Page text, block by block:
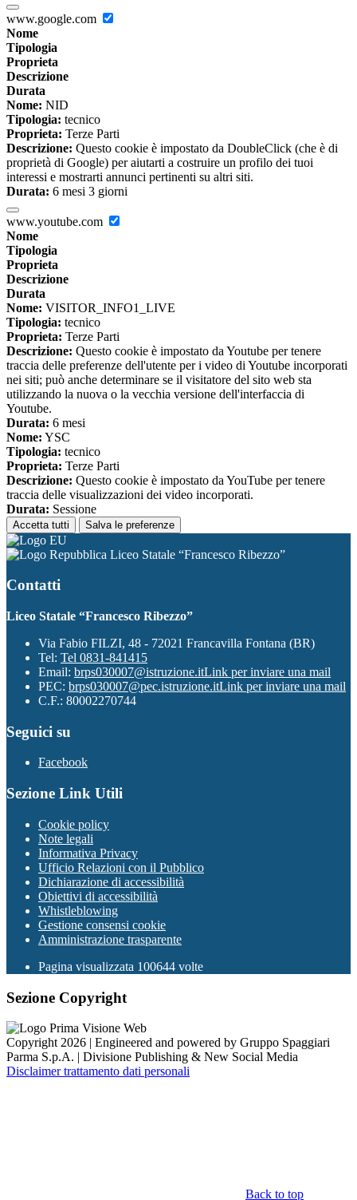
www.google.com
Nome
Tipologia
Proprieta
Descrizione
Durata
Nome: NID
Tipologia: tecnico
Proprieta: Terze Parti
Descrizione: Questo cookie è impostato da DoubleClick (che è di
proprietà di Google) per aiutarti a costruire un profilo dei tuoi
interessi e mostrarti annunci pertinenti su altri siti.
Durata: 6 mesi 3 giorni
www.youtube.com
Nome
Tipologia
Proprieta
Descrizione
Durata
Nome: VISITOR_INFO1_LIVE
Tipologia: tecnico
Proprieta: Terze Parti
Descrizione: Questo cookie è impostato da Youtube per tenere
traccia delle preferenze dell'utente per i video di Youtube incorporati
nei siti; può anche determinare se il visitatore del sito web sta
utilizzando la nuova o la vecchia versione dell'interfaccia di
Youtube.
Durata: 6 mesi
Nome: YSC
Tipologia: tecnico
Proprieta: Terze Parti
Descrizione: Questo cookie è impostato da YouTube per tenere
traccia delle visualizzazioni dei video incorporati.
Durata: Sessione
Accetta tutti Salva le preferenze
Liceo Statale “Francesco Ribezzo”
Contatti
Liceo Statale “Francesco Ribezzo”
Via Fabio FILZI, 48 - 72021 Francavilla Fontana (BR)
Tel: Tel 0831-841415
Email: brps030007@istruzione.itLink per inviare una mail
PEC: brps030007@pec.istruzione.itLink per inviare una mail
C.F.: 80002270744
Seguici su
Facebook
Sezione Link Utili
Cookie policy
Note legali
Informativa Privacy
Ufficio Relazioni con il Pubblico
Dichiarazione di accessibilità
Obiettivi di accessibilità
Whistleblowing
Gestione consensi cookie
Amministrazione trasparente
Pagina visualizzata 100644 volte
Sezione Copyright
Copyright 2026 | Engineered and powered by Gruppo Spaggiari
Parma S.p.A. | Divisione Publishing & New Social Media
Disclaimer trattamento dati personali
Back to top